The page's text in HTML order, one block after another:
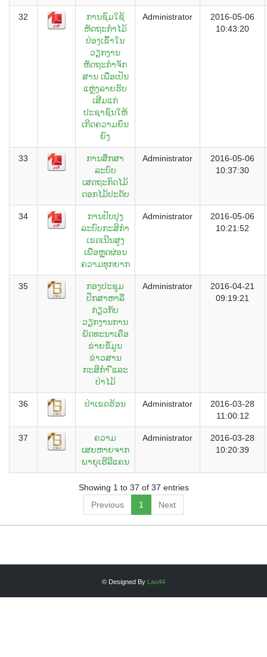
32
ການຊົມໃຊ້
ຫັດຖະກຳໄມ້
ປ່ອງເຂົ້າໃນ
ວຽກງານ
ຫັດຖະກຳຈັກ
ສານ ເພື່ອເປັນ
ແຫຼ່ງລາຍຮັບ
ເສີມແກ່
ປະຊາຊົນໃຫ້
ເກີດຄວາມຍຶນ
ຍົງ
Administrator
2016-05-06
10:43:20
33
ການສຶກສາ
ລະບົບ
ເສດຖະກິດໄມ້
ດອກໄມ້ປະດັບ
Administrator
2016-05-06
10:37:30
34
ການປັບປຸງ
ລະບົບກະສິກຳ
ເຂດເນີນສູງ
ເພື່ອຫຼຸດຜ່ອນ
ຄວາມທຸກຍາກ
Administrator
2016-05-06
10:21:52
35
ກອງປະຊຸມ
ປຶກສາຫາລື
ກ່ຽວກັບ
ວຽກງານການ
ພັດທະນາເຄືອ
ຂ່າຍຂໍ້ມູນ
ຂ່າວສານ
ກະສິກຳ ືແລະ
ປ່າໄມ້
Administrator
2016-04-21
09:19:21
36 ປ່າເຂດຮ້ອນ Administrator
2016-03-28
11:00:12
37
ຄວາມ
ເສຍຫາຍຈາກ
ພາຍຸເຮີລີແຄນ
Administrator
2016-03-28
10:20:39
Showing 1 to 37 of 37 entries
Previous
1 Next
© Designed By Lao44